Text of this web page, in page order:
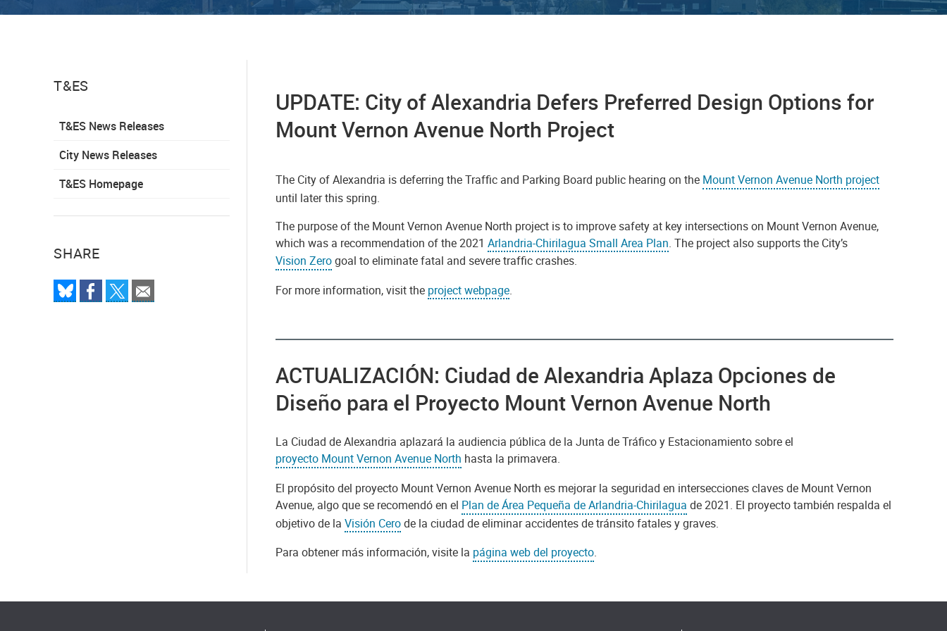
T&ES
T&ES News Releases
City News Releases
T&ES Homepage
SHARE
UPDATE: City of Alexandria Defers Preferred Design Options for
Mount Vernon Avenue North Project
The City of Alexandria is deferring the Traffic and Parking Board public hearing on the Mount Vernon Avenue North project
until later this spring.
The purpose of the Mount Vernon Avenue North project is to improve safety at key intersections on Mount Vernon Avenue,
which was a recommendation of the 2021 Arlandria-Chirilagua Small Area Plan. The project also supports the City’s
Vision Zerogoal to eliminate fatal and severe traffic crashes.
For more information, visit the project webpage.
ACTUALIZACIÓN: Ciudad de Alexandria Aplaza Opciones de
Diseño para el Proyecto Mount Vernon Avenue North
La Ciudad de Alexandria aplazará la audiencia pública de la Junta de Tráfico y Estacionamiento sobre el
proyecto Mount Vernon Avenue North hasta la primavera.
El propósito del proyecto Mount Vernon Avenue North es mejorar la seguridad en intersecciones claves de Mount Vernon
Avenue, algo que se recomendó en el Plan de Área Pequeña de Arlandria-Chirilagua de 2021. El proyecto también respalda el
objetivo de la Visión Cerode la ciudad de eliminar accidentes de tránsito fatales y graves.
Para obtener más información, visite la página web del proyecto.